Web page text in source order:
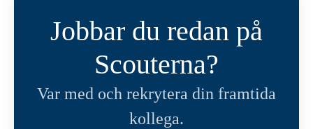
Jobbar du redan på
Scouterna?
Var med och rekrytera din framtida
kollega.